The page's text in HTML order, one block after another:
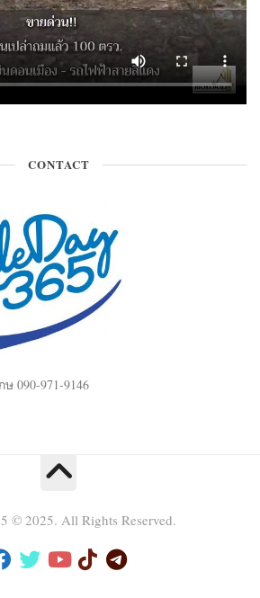
CONTACT
090-971-9146
© 2025. All Rights Reserved.